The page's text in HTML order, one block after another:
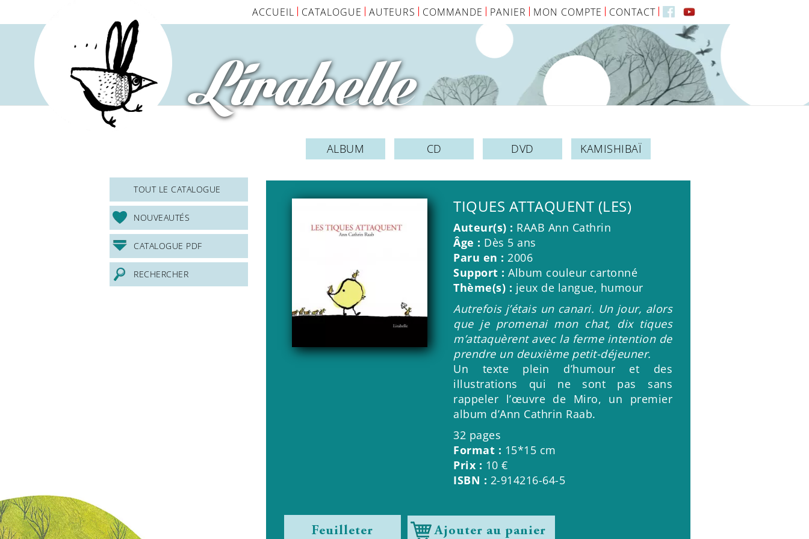
Lirabelle
ACCUEIL CATALOGUE AUTEURS COMMANDE PANIER MON COMPTE CONTACT
TOUT LE CATALOGUE
NOUVEAUTÉS
CATALOGUE PDF
RECHERCHER
ALBUM CD DVD KAMISHIBAÏ
TIQUES ATTAQUENT (LES)
Auteur(s) : RAAB Ann Cathrin
Âge : Dès 5 ans
Paru en : 2006
Support : Album couleur cartonné
Thème(s) : jeux de langue, humour
Autrefois j’étais un canari. Un jour, alors
que je promenai mon chat, dix tiques
m’attaquèrent avec la ferme intention de
prendre un deuxième petit-déjeuner.
Un texte plein d’humour et des
illustrations qui ne sont pas sans
rappeler l’œuvre de Miro, un premier
album d’Ann Cathrin Raab.
32 pages
Format : 15*15 cm
Prix : 10 €
ISBN : 2-914216-64-5
Feuilleter Ajouter au panier